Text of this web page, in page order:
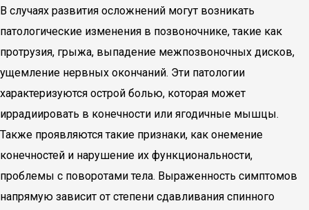
В случаях развития осложнений могут возникать
патологические изменения в позвоночнике, такие как
протрузия, грыжа, выпадение межпозвоночных дисков,
ущемление нервных окончаний. Эти патологии
характеризуются острой болью, которая может
иррадиировать в конечности или ягодичные мышцы.
Также проявляются такие признаки, как онемение
конечностей и нарушение их функциональности,
проблемы с поворотами тела. Выраженность симптомов
напрямую зависит от степени сдавливания спинного